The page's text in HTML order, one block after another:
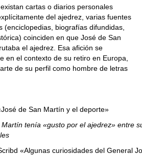
cartas o diarios personales
del ajedrez, varias fuentes
(enciclopedias, biografías difundidas,
coinciden en que José de San
el ajedrez. Esa afición se
en el contexto de su retiro en Europa,
de su perfil como hombre de letras
de San Martín y el deporte»
tenía «gusto por el ajedrez» entre
«Algunas curiosidades del General